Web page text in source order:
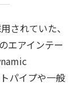
されていた、
エアインテー
パイプや一般